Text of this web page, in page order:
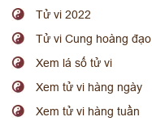
Tử vi 2022
Tử vi Cung hoàng đạo
Xem lá số tử vi
Xem tử vi hàng ngày
Xem tử vi hàng tuần